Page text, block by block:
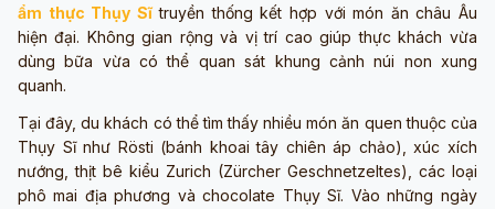
ẩm thực Thụy Sĩtruyền thống kết hợp với món ăn châu Âu
hiện đại. Không gian rộng và vị trí cao giúp thực khách vừa
dùng bữa vừa có thể quan sát khung cảnh núi non xung
quanh.
Tại đây, du khách có thể tìm thấy nhiều món ăn quen thuộc của
Thụy Sĩ như Rösti (bánh khoai tây chiên áp chảo), xúc xích
nướng, thịt bê kiểu Zurich (Zürcher Geschnetzeltes), các loại
phô mai địa phương và chocolate Thụy Sĩ. Vào những ngày